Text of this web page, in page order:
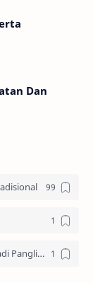
Dan
Calon Kuat Jadi Panglima TNI